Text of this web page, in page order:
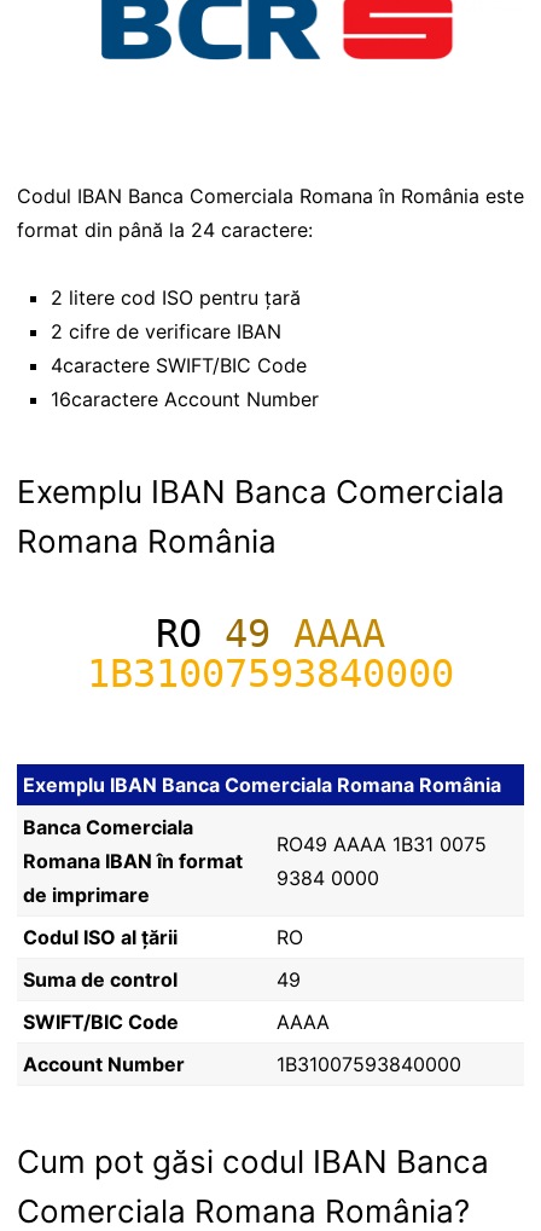
Codul IBAN Banca Comerciala Romana în România este
format din până la 24 caractere:
2 litere cod ISO pentru țară
2 cifre de verificare IBAN
4caractere SWIFT/BIC Code
16caractere Account Number
Exemplu IBAN Banca Comerciala
Romana România
RO 49 AAAA
1B31007593840000
Exemplu IBAN Banca Comerciala Romana România
Banca Comerciala
Romana IBAN în format
de imprimare
RO49 AAAA 1B31 0075
9384 0000
Codul ISO al țării
RO
Suma de control
49
SWIFT/BIC Code
AAAA
Account Number
1B31007593840000
Cum pot găsi codul IBAN Banca
Comerciala Romana România?